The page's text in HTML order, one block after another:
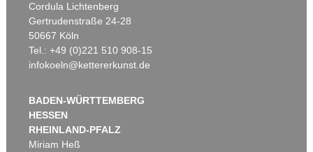
Cordula Lichtenberg
Gertrudenstraße 24-28
50667 Köln
Tel.: +49 (0)221 510 908-15
infokoeln@kettererkunst.de
BADEN-WÜRTTEMBERG
HESSEN
RHEINLAND-PFALZ
Miriam Heß